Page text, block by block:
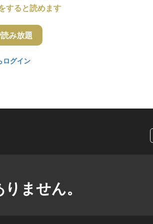
すると読めます
み放題
ログイン
ません。